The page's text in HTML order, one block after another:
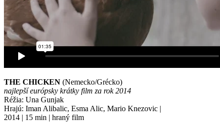
THE CHICKEN (Nemecko/Grécko)
najlepší európsky krátky film za rok 2014
Réžia: Una Gunjak
Hrajú: Iman Alibalic, Esma Alic, Mario Knezovic |
2014 | 15 min | hraný film